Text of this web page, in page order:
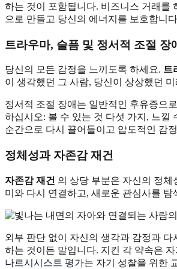
하는 것이 포함됩니다. 비즈니스 거래를
으로 만들고 당신의 에너지를 보호합니
트라우마, 슬픔 및 정서적 조절 장
당신의 모든 감정을 느끼도록 하세요. 트
이 생각했던 그 사람, 당신이 상상했던
정서적 조절 장애는 일반적인 후유증으
하십시오: 볼 수 있는 것 다섯 가지, 느낄
순간으로 다시 끌어들이고 압도적인 감
정체성과 자존감 재건
자존감 재건 의 상당 부분은 자신의 정
미와 다시 연결하고, 새로운 관심사를
외부 판단 없이 자신의 생각과 감정과
하는 것이든 말입니다. 지킨 각 약속은
나르시시스트 평가는 자기 성찰을 위한